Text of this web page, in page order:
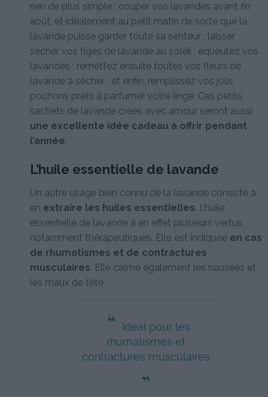
rien de plus simple : couper vos lavandes avant fin
août, et idéalement au petit matin de sorte que la
lavande puisse garder toute sa senteur ; laisser
sécher vos tiges de lavande au soleil ; équeutez vos
lavandes ; remettez ensuite toutes vos fleurs de
lavande à sécher ; et enfin, remplissez vos jolis
pochons prêts à parfumer votre linge. Ces petits
sachets de lavande créés avec amour seront aussi
une excellente idée cadeau à offrir pendant
l’année.
L’huile essentielle de lavande
Un autre usage bien connu de la lavande consiste à
en extraire les huiles essentielles. L’huile
essentielle de lavande a en effet plusieurs vertus,
notamment thérapeutiques. Elle est indiquée en cas
de rhumatismes et de contractures
musculaires. Elle calme également les nausées et
les maux de tête.
“
Idéal pour les
rhumatismes et
contractures musculaires
„